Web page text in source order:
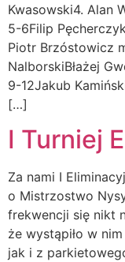
Kwasowski4. Alan
5-6Filip
Piotr Brzóstowicz
NalborskiBłażej
9-12Jakub
[…]
I Turniej
Za nami I
o Mistrzostwo
frekwencji się nikt
że wystąpiło w
jak i z